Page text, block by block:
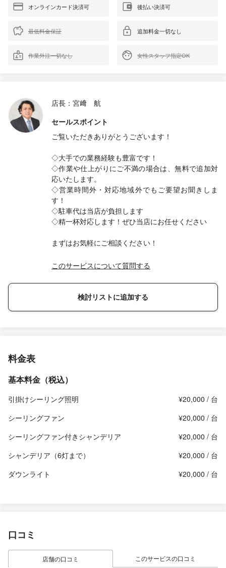
オンラインカード決済可 後払い決済可
最低料金保証 追加料金一切なし
作業外注一切なし 女性スタッフ指定OK
店長：宮﨑 航
セールスポイント
ご覧いただきありがとうございます！
◇大手での業務経験も豊富です！
◇作業や仕上がりにご不満の場合は、無料で追加対
応いたします。
◇営業時間外・対応地域外でもご要望お聞きしま
す！
◇駐車代は当店が負担します
◇精一杯対応します！ぜひ当店にお任せください
まずはお気軽にご相談ください！
このサービスについて質問する
検討リストに追加する
料金表
基本料金（税込）
引掛けシーリング照明
¥20,000 / 台
シーリングファン
¥20,000 / 台
シーリングファン付きシャンデリア
¥20,000 / 台
シャンデリア（6灯まで）
¥20,000 / 台
ダウンライト
¥20,000 / 台
口コミ
店舗の口コミ このサービスの口コミ